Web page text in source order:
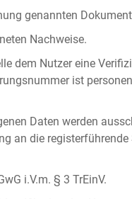
genannten
Nachweise.
dem Nutzer eine
ist
Daten werden
an die
i.V.m. § 3 TrEinV.